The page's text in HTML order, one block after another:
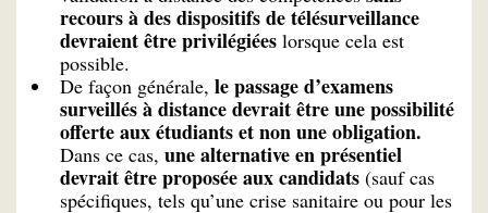
recours à des dispositifs de télésurveillance
devraient être privilégiées lorsque cela est
possible.
De façon générale, le passage d’examens
surveillés à distance devrait être une possibilité
offerte aux étudiants et non une obligation.
Dans ce cas, une alternative en présentiel
devrait être proposée aux candidats (sauf cas
spécifiques, tels qu’une crise sanitaire ou pour les